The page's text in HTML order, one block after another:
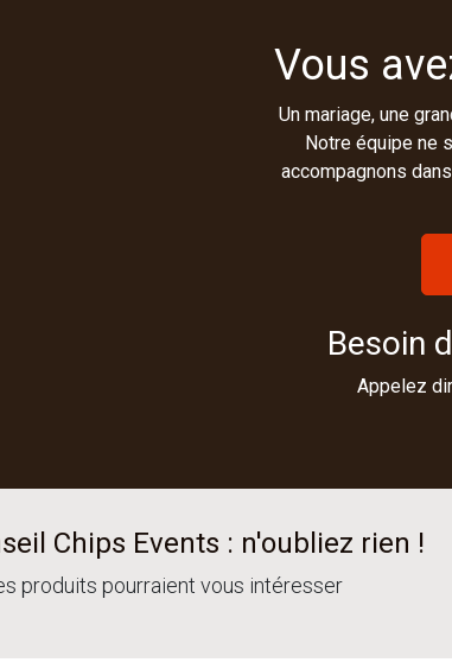
Vous
Un mariage, une
Notre équipe ne
accompagnons
Besoin
Appelez
Chips Events : n'oubliez rien !
produits pourraient vous intéresser